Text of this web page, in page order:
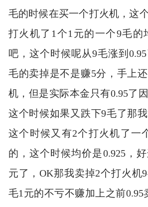
毛的时候在买一个打火机，这
打火机了1个1元的一个9毛的
吧，这个时候呢从9毛涨到
毛的卖掉是不是赚5分，手上
机，但是实际本金只有0.95了
这个时候如果又跌下9毛了那
这个时候又有2个打火机了一
的，这个时候均价是0.925，
元了，OK那我卖掉2个打火机
毛1元的不亏不赚加上之前0.95